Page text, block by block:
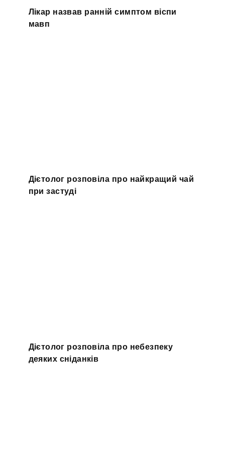
Лікар назвав ранній симптом віспи
мавп
Дієтолог розповіла про найкращий чай
при застуді
Дієтолог розповіла про небезпеку
деяких сніданків